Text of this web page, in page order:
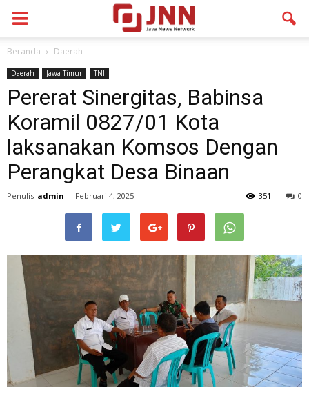
Beranda Daerah
Daerah Jawa Timur TNI
Pererat Sinergitas, Babinsa
Koramil 0827/01 Kota
laksanakan Komsos Dengan
Perangkat Desa Binaan
Penulis admin - Februari 4, 2025 0
351